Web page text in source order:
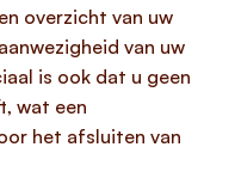
overzicht van uw
van uw
is ook dat u geen
wat een
het afsluiten van